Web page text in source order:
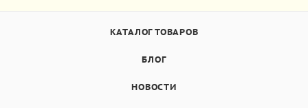
КАТАЛОГ ТОВАРОВ
БЛОГ
НОВОСТИ